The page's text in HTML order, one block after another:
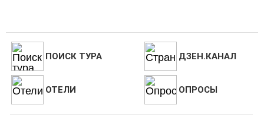
ПОИСК ТУРА ДЗЕН.КАНАЛ
ОТЕЛИ ОПРОСЫ